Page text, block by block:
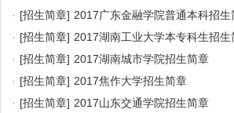
· [招生简章] 2017广东金融学院普通本科招生
· [招生简章] 2017湖南工业大学本专科生招生
· [招生简章] 2017湖南城市学院招生简章
· [招生简章] 2017焦作大学招生简章
· [招生简章] 2017山东交通学院招生简章